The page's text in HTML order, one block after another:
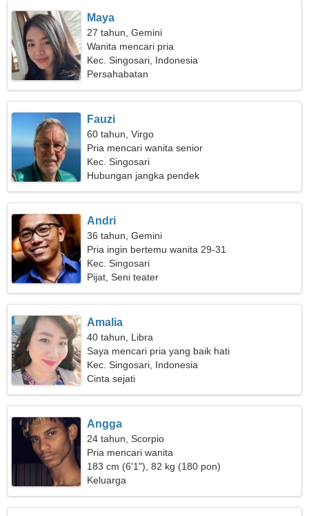
Maya
27 tahun, Gemini
Wanita mencari pria
Kec. Singosari, Indonesia
Persahabatan
Fauzi
60 tahun, Virgo
Pria mencari wanita senior
Kec. Singosari
Hubungan jangka pendek
Andri
36 tahun, Gemini
Pria ingin bertemu wanita 29-31
Kec. Singosari
Pijat, Seni teater
Amalia
40 tahun, Libra
Saya mencari pria yang baik hati
Kec. Singosari, Indonesia
Cinta sejati
Angga
24 tahun, Scorpio
Pria mencari wanita
183 cm (6'1"), 82 kg (180 pon)
Keluarga